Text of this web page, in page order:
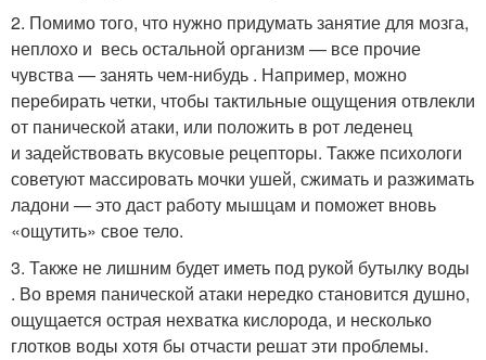
2. Помимо того, что нужно придумать занятие для мозга,
неплохо и весь остальной организм — все прочие
чувства — занять чем-нибудь . Например, можно
перебирать четки, чтобы тактильные ощущения отвлекли
от панической атаки, или положить в рот леденец
и задействовать вкусовые рецепторы. Также психологи
советуют массировать мочки ушей, сжимать и разжимать
ладони — это даст работу мышцам и поможет вновь
«ощутить» свое тело.
3. Также не лишним будет иметь под рукой бутылку воды
. Во время панической атаки нередко становится душно,
ощущается острая нехватка кислорода, и несколько
глотков воды хотя бы отчасти решат эти проблемы.